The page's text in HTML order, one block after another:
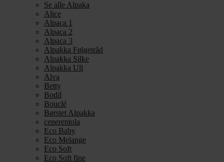
Se alle Alpaka
Alice
Alpaca 1
Alpaca 2
Alpaca 3
Alpakka Følgetråd
Alpakka Silke
Alpakka Ull
Alva
Betty
Bodil
Bouclé
Børstet Alpakka
cenerentola
Eco Baby
Eco Melange
Eco Soft
Eco Soft fine